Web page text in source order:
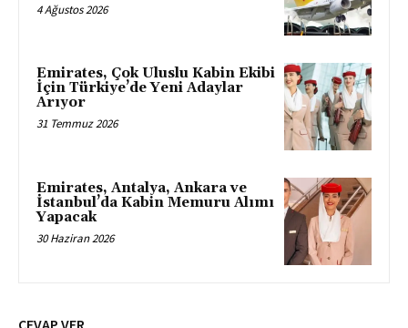
4 Ağustos 2026
Emirates, Çok Uluslu Kabin Ekibi
İçin Türkiye’de Yeni Adaylar
Arıyor
31 Temmuz 2026
Emirates, Antalya, Ankara ve
İstanbul’da Kabin Memuru Alımı
Yapacak
30 Haziran 2026
CEVAP VER